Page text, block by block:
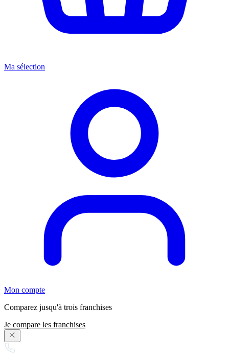
Ma sélection
Mon compte
Comparez jusqu'à trois franchises
Je compare les franchises